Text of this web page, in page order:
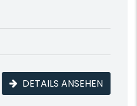
DETAILS ANSEHEN